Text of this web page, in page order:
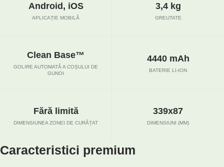
Android, iOS
APLICAȚIE MOBILĂ
3,4 kg
GREUTATE
Clean Base™
GOLIRE AUTOMATĂ A COȘULUI DE
GUNOI
4440 mAh
BATERIE LI-ION
Fără limită
DIMENSIUNEA ZONEI DE CURĂȚAT
339x87
DIMENSIUNI (MM)
Caracteristici premium